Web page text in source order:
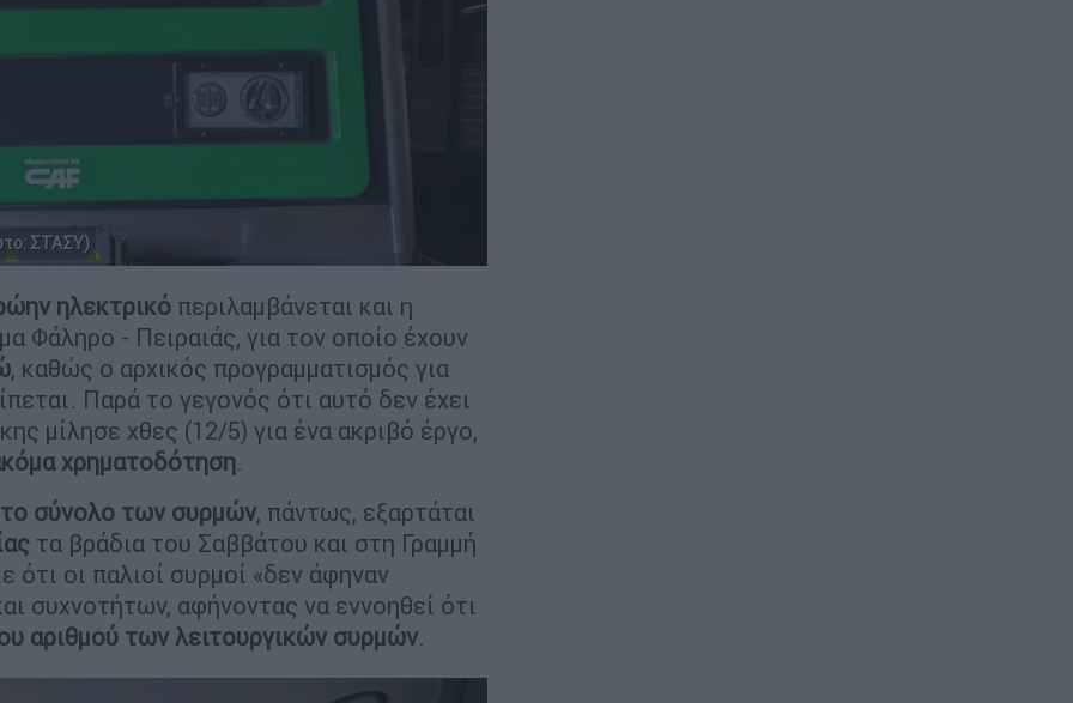
ΣΤΑΣΥ)
ηλεκτρικό περιλαμβάνεται και η
Φάληρο - Πειραιάς, για τον οποίο έχουν
, καθώς ο αρχικός προγραμματισμός για
Παρά το γεγονός ότι αυτό δεν έχει
μίλησε χθες (12/5) για ένα ακριβό έργο,
χρηματοδότηση.
σύνολο των συρμών, πάντως, εξαρτάται
τα βράδια του Σαββάτου και στη Γραμμή
οι παλιοί συρμοί «δεν άφηναν
συχνοτήτων, αφήνοντας να εννοηθεί ότι
αριθμού των λειτουργικών συρμών.